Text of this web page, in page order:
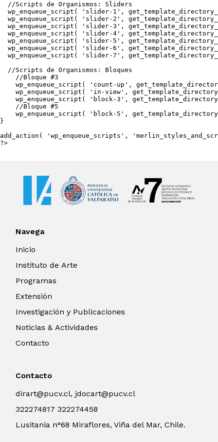
  //Scripts de Organismos: Sliders
wp_enqueue_script( 'slider-1',
wp_enqueue_script( 'slider-2',
wp_enqueue_script( 'slider-3',
wp_enqueue_script( 'slider-4',
wp_enqueue_script( 'slider-5',
wp_enqueue_script( 'slider-6',
wp_enqueue_script( 'slider-7',
  //Scripts de Organismos: Bloques
    //Bloque #3
wp_enqueue_script( 'count-up',
wp_enqueue_script( 'in-view',
wp_enqueue_script( 'block-3',
    //Bloque #5
wp_enqueue_script( 'block-5',
}
add_action( 'wp_enqueue_scripts',
?>
Navega
Inicio
Instituto de Arte
Programas
Extensión
Investigación y Publicaciones
Noticias & Actividades
Contacto
Contacto
dirart@pucv.cl, jdocart@pucv.cl
322274817 322274458
Lusitania n°68 Miraflores, Viña del Mar, Chile.